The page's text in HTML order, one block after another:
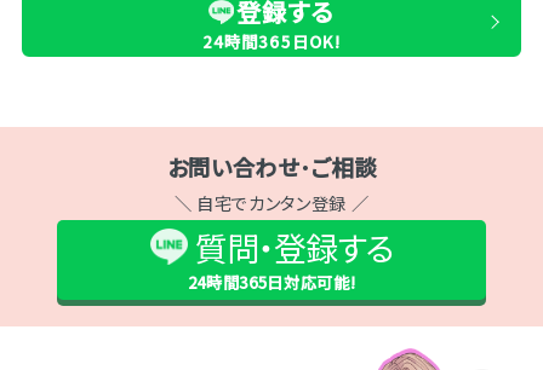
登録する
24時間365日OK!
お問い合わせ･ご相談
＼ 自宅でカンタン登録 ／
質問・登録する
24時間365日対応可能!